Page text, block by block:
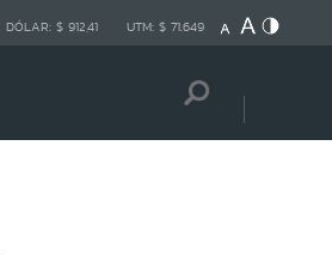
DÓLAR: $ 912,41 UTM: $ 71.649